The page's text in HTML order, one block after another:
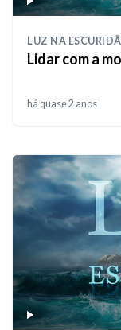
LUZ NA
Lidar com a
há quase 2 anos